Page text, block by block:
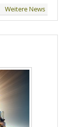
Weitere News